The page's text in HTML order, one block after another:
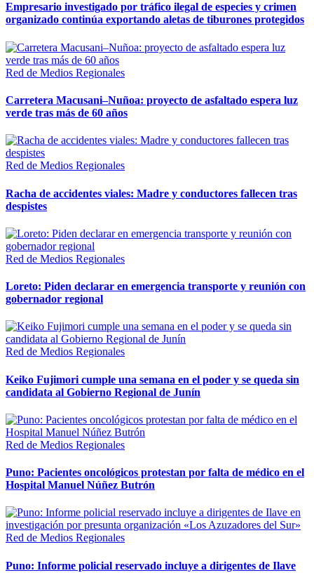
Empresario investigado por tráfico ilegal de especies y crimen
organizado continúa exportando aletas de tiburones protegidos
Red de Medios Regionales
Carretera Macusani–Nuñoa: proyecto de asfaltado espera luz
verde tras más de 60 años
Red de Medios Regionales
Racha de accidentes viales: Madre y conductores fallecen tras
despistes
Red de Medios Regionales
Loreto: Piden declarar en emergencia transporte y reunión con
gobernador regional
Red de Medios Regionales
Keiko Fujimori cumple una semana en el poder y se queda sin
candidata al Gobierno Regional de Junín
Red de Medios Regionales
Puno: Pacientes oncológicos protestan por falta de médico en el
Hospital Manuel Núñez Butrón
Red de Medios Regionales
Puno: Informe policial reservado incluye a dirigentes de Ilave